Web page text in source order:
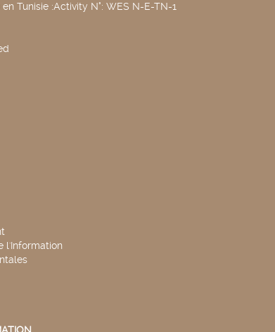
Tunisie :Activity N°: WES N-E-TN-1
l'Information